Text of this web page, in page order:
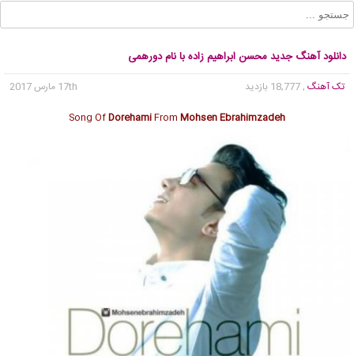
دانلود آهنگ جدید محسن ابراهیم زاده با نام دورهمی
تک آهنگ , 18,777 بازدید
17th مارس 2017
Song OfDorehamiFrom Mohsen Ebrahimzadeh